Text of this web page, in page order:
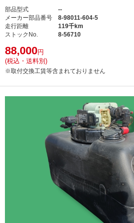
部品型式
--
メーカー部品番号
8-98011-604-5
走行距離
119千km
ストックNo.
8-56710
88,000円
(税込・送料別)
※取付交換工賃等含まれておりません